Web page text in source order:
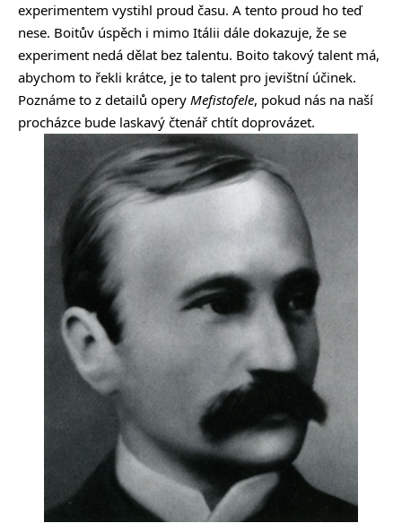
experimentem vystihl proud času. A tento proud ho teď
nese. Boitův úspěch i mimo Itálii dále dokazuje, že se
experiment nedá dělat bez talentu. Boito takový talent má,
abychom to řekli krátce, je to talent pro jevištní účinek.
Poznáme to z detailů opery Mefistofele, pokud nás na naší
procházce bude laskavý čtenář chtít doprovázet.